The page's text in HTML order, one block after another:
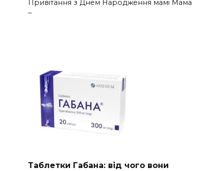
Привітання з Днем Народження мамі Мама
–
Таблетки Габана: від чого вони